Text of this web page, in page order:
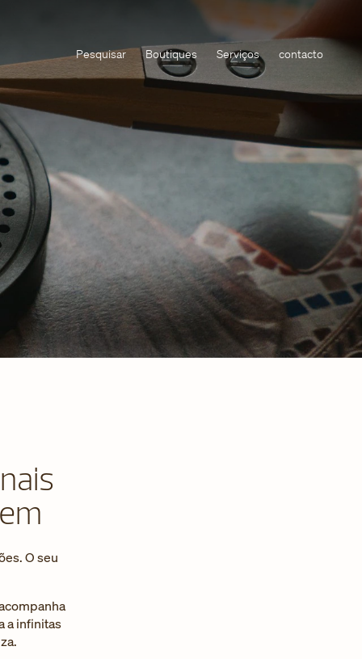
Pesquisar Boutiques Serviços contacto
O seu
a infinitas